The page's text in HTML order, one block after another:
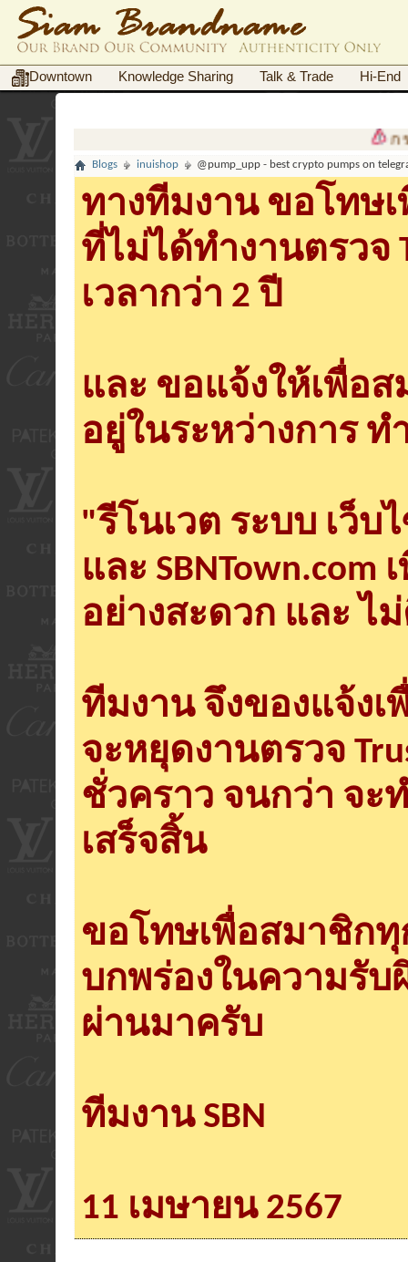
Downtown Knowledge Sharing Talk & Trade Hi-End
กรณี
Blogs inuishop @pump_upp - best crypto pumps on
ทางทีมงาน ขอโทษ
ที่ไม่ได้ทำงานตรวจ
เวลากว่า 2 ปี
และ ขอแจ้งให้เพื่อ
อยู่ในระหว่างการ ท
"รีโนเวต ระบบ เว็บ
และ
อย่างสะดวก และ ไ
ทีมงาน จึงของแจ้ง
จะหยุดงานตรวจ
ชั่วคราว จนกว่า จะ
เสร็จสิ้น
ขอโทษเพื่อสมาชิก
บกพร่องในความรั
ผ่านมาครับ
ทีมงาน SBN
11 เมษายน 2567